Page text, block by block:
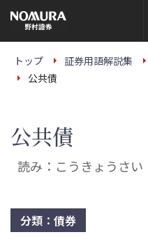
の
ー
トップ 証券用語解説集
公共債
公共債
読み：こうきょうさい
分類：債券